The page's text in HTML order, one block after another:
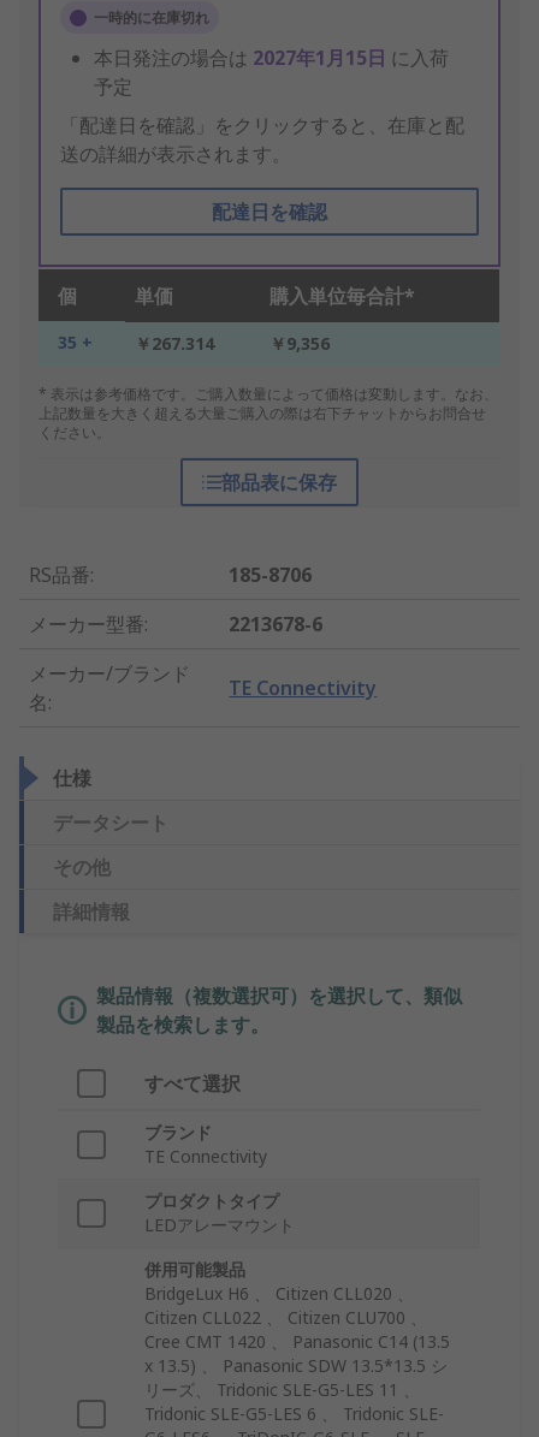
一時的に在庫切れ
本日発注の場合は 2027年1月15日 に入荷
予定
「配達日を確認」をクリックすると、在庫と配
送の詳細が表示されます。
配達日を確認
個 単価 購入単位毎合計*
35 + ￥267.314 ￥9,356
* 表示は参考価格です。ご購入数量によって価格は変動します。なお、
上記数量を大きく超える大量ご購入の際は右下チャットからお問合せ
ください。
部品表に保存
RS品番:
185-8706
メーカー型番:
2213678-6
メーカー/ブランド
名:
TE Connectivity
仕様
データシート
その他
詳細情報
製品情報（複数選択可）を選択して、類似
製品を検索します。
すべて選択
ブランド
TE Connectivity
プロダクトタイプ
LEDアレーマウント
併用可能製品
BridgeLux H6 、 Citizen CLL020 、
Citizen CLL022 、 Citizen CLU700 、
Cree CMT 1420 、 Panasonic C14 (13.5
x 13.5) 、 Panasonic SDW 13.5*13.5 シ
リーズ、 Tridonic SLE-G5-LES 11 、
Tridonic SLE-G5-LES 6 、 Tridonic SLE-